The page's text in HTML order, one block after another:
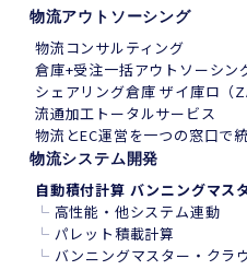
物流アウトソーシング
物流コンサルティング
倉庫+受注一括アウトソーシン
シェアリング倉庫 ザイ庫ロ（
流通加工トータルサービス
物流とEC運営を一つの窓口で
物流システム開発
自動積付計算 バンニングマス
└ 高性能・他システム連動
└ パレット積載計算
└ バンニングマスター・クラ